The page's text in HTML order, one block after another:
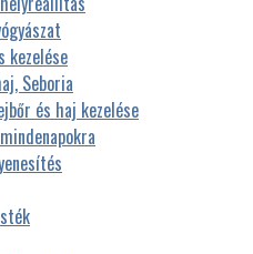
kezelése
Seboria
és haj kezelése